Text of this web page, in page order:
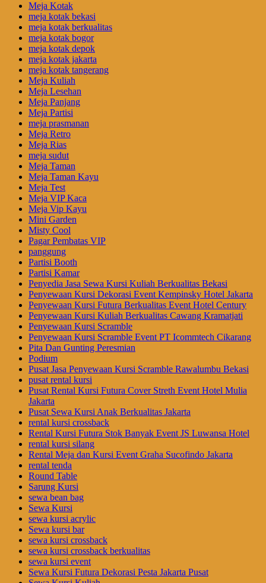
Meja Kotak
meja kotak bekasi
meja kotak berkualitas
meja kotak bogor
meja kotak depok
meja kotak jakarta
meja kotak tangerang
Meja Kuliah
Meja Lesehan
Meja Panjang
Meja Partisi
meja prasmanan
Meja Retro
Meja Rias
meja sudut
Meja Taman
Meja Taman Kayu
Meja Test
Meja VIP Kaca
Meja Vip Kayu
Mini Garden
Misty Cool
Pagar Pembatas VIP
panggung
Partisi Booth
Partisi Kamar
Penyedia Jasa Sewa Kursi Kuliah Berkualitas Bekasi
Penyewaan Kursi Dekorasi Event Kempinsky Hotel Jakarta
Penyewaan Kursi Futura Berkualitas Event Hotel Century
Penyewaan Kursi Kuliah Berkualitas Cawang Kramatjati
Penyewaan Kursi Scramble
Penyewaan Kursi Scramble Event PT Icommtech Cikarang
Pita Dan Gunting Peresmian
Podium
Pusat Jasa Penyewaan Kursi Scramble Rawalumbu Bekasi
pusat rental kursi
Pusat Rental Kursi Futura Cover Streth Event Hotel Mulia
Jakarta
Pusat Sewa Kursi Anak Berkualitas Jakarta
rental kursi crossback
Rental Kursi Futura Stok Banyak Event JS Luwansa Hotel
rental kursi silang
Rental Meja dan Kursi Event Graha Sucofindo Jakarta
rental tenda
Round Table
Sarung Kursi
sewa bean bag
Sewa Kursi
sewa kursi acrylic
Sewa kursi bar
sewa kursi crossback
sewa kursi crossback berkualitas
sewa kursi event
Sewa Kursi Futura Dekorasi Pesta Jakarta Pusat